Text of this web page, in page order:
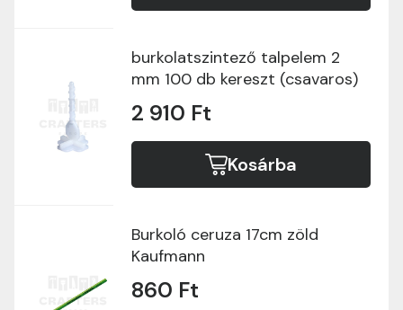
burkolatszintező talpelem 2
mm 100 db kereszt (csavaros)
2 910 Ft
Kosárba
Burkoló ceruza 17cm zöld
Kaufmann
860 Ft